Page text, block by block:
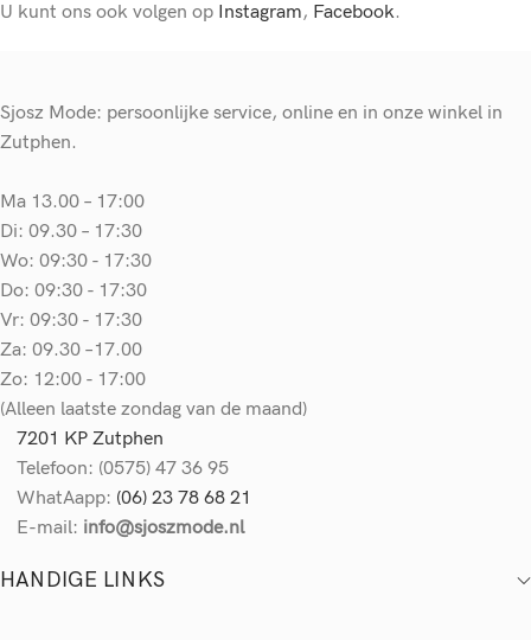
U kunt ons ook volgen op Instagram, Facebook.
Sjosz Mode: persoonlijke service, online en in onze winkel in
Zutphen.
Ma 13.00 – 17:00
Di: 09.30 – 17:30
Wo: 09:30 - 17:30
Do: 09:30 - 17:30
Vr: 09:30 - 17:30
Za: 09.30 –17.00
Zo: 12:00 - 17:00
(Alleen laatste zondag van de maand)
7201 KP Zutphen
Telefoon: (0575) 47 36 95
WhatAapp: (06) 23 78 68 21
E-mail: info@sjoszmode.nl
HANDIGE LINKS